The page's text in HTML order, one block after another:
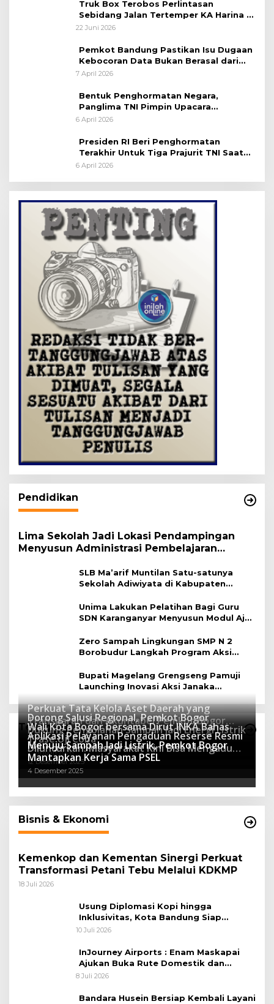
Truk Box Terobos Perlintasan
Sebidang Jalan Tertemper KA Harina di
Jalan Stasiun Poncol-Jrakah Semarang
22 Juni 2026
Pemkot Bandung Pastikan Isu Dugaan
Kebocoran Data Bukan Berasal dari
Server Disdukcapil
7 April 2026
Bentuk Penghormatan Negara,
Panglima TNI Pimpin Upacara
Pemakaman Militer
6 April 2026
Presiden RI Beri Penghormatan
Terakhir Untuk Tiga Prajurit TNI Saat
Persemayaman di Bandara Soekarno-
6 April 2026
Pendidikan
Lima Sekolah Jadi Lokasi Pendampingan
Menyusun Administrasi Pembelajaran
SLB Ma’arif Muntilan Satu-satunya
Sekolah Adiwiyata di Kabupaten
Unima Lakukan Pelatihan Bagi Guru
SDN Karanganyar Menyusun Modul Ajar
Zero Sampah Lingkungan SMP N 2
Borobudur Langkah Program Aksi
Bupati Magelang Grengseng Pamuji
Launching Inovasi Aksi Janaka
Program Sekolah Adiwiyata
Teknologi
Perkuat Tata Kelola Aset Daerah yang
Transparan dan Akuntabel Pemkot Bogor
Luncurkan SIMASDA
8 Juli 2026
Dorong Salusi Regional, Pemkot Bogor
Dukung Pengolahan Sampah Jadi Energi Listrik
8 April 2026
Wali Kota Bogor bersama Dirut INKA Bahas
Trase Uji Coba
7 Januari 2026
Aplikasi Pelayanan Pengaduan Reserse Resmi
Diluncurkan: Masyarakat Kini Bisa Mengadu
Lebih Cepat, Mudah, dan Terintegrasi
12 Desember 2025
Menuju Sampah Jadi Listrik, Pemkot Bogor
Mantapkan Kerja Sama PSEL
4 Desember 2025
Bisnis & Ekonomi
Kemenkop dan Kementan Sinergi Perkuat
Transformasi Petani Tebu Melalui KDKMP
18 Juli 2026
Usung Diplomasi Kopi hingga
Inklusivitas, Kota Bandung Siap
Sambut 25 Duta Besar di Festival Asia
10 Juli 2026
InJourney Airports : Enam Maskapai
Ajukan Buka Rute Domestik dan
Internasional dari Bandara Husein
8 Juli 2026
Bandara Husein Bersiap Kembali Layani